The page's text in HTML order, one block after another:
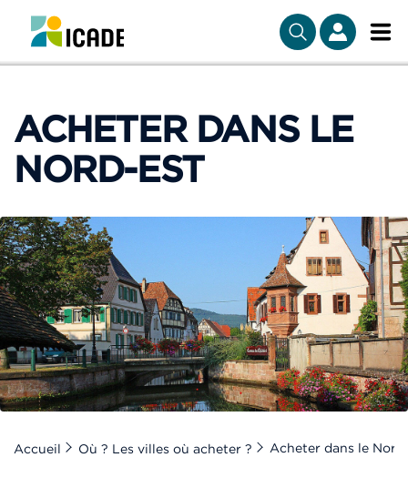
ACHETER DANS LE
NORD-EST
Accueil Où ? Les villes où acheter ? Acheter dans le